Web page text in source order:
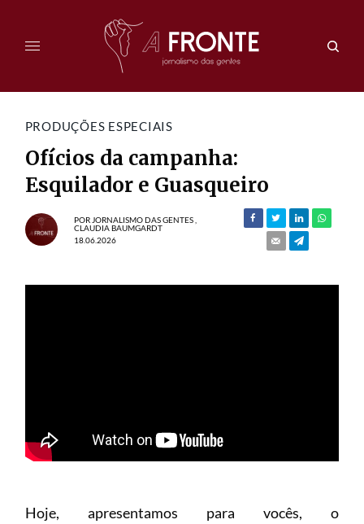
PRODUÇÕES ESPECIAIS
Ofícios da campanha:
Esquilador e Guasqueiro
POR JORNALISMO DAS GENTES,
CLAUDIA BAUMGARDT
18.06.2026
Hoje, apresentamos para vocês, o